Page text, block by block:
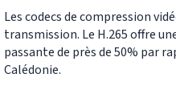
Les codecs de compression
transmission. Le H.265 offre
passante de près de 50% par
Calédonie.